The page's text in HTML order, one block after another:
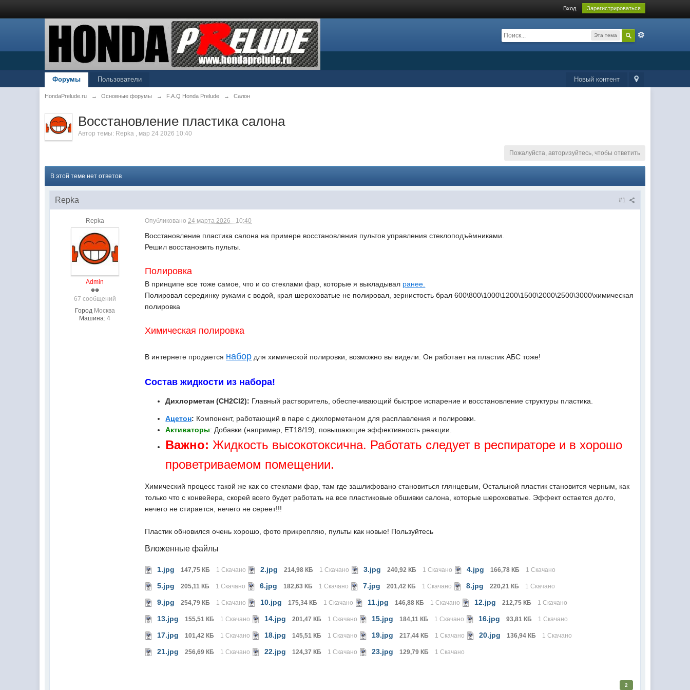
Вход Зарегистрироваться
Эта тема
Новый контент
Форумы Пользователи
HondaPrelude.ru → Основные форумы → F.A.Q Honda Prelude → Салон
Восстановление пластика салона
Автор темы: Repka , мар 24 2026 10:40
Пожалуйста, авторизуйтесь, чтобы ответить
В этой теме нет ответов
#1
Repka
Repka
Admin
67 сообщений
Город Москва
Машина: 4
Опубликовано24 марта 2026 - 10:40
Восстановление пластика салона на примере восстановления пультов управления стеклоподъёмниками.
Решил восстановить пульты.
Полировка
В принципе все тоже самое, что и со стеклами фар, которые я выкладывал ранее.
Полировал серединку руками с водой, края шероховатые не полировал, зернистость брал 600\800\1000\1200\1500\2000\2500\3000\химическая
полировка
Химическая полировка
В интернете продается набор для химической полировки, возможно вы видели. Он работает на пластик АБС тоже!
Состав жидкости из набора!
Дихлорметан (CH2Cl2): Главный растворитель, обеспечивающий быстрое испарение и восстановление структуры пластика.
Ацетон: Компонент, работающий в паре с дихлорметаном для расплавления и полировки.
Активаторы: Добавки (например, ET18/19), повышающие эффективность реакции.
Важно: Жидкость высокотоксична. Работать следует в респираторе и в хорошо
проветриваемом помещении.
Химический процесс такой же как со стеклами фар, там где зашлифовано становиться глянцевым, Остальной пластик становится черным, как
только что с конвейера, скорей всего будет работать на все пластиковые обшивки салона, которые шероховатые. Эффект остается долго,
нечего не стирается, нечего не сереет!!!
Пластик обновился очень хорошо, фото прикрепляю, пульты как новые! Пользуйтесь
Вложенные файлы
1.jpg 147,75 КБ 1 Скачано 2.jpg 214,98 КБ 1 Скачано 3.jpg 240,92 КБ 1 Скачано 4.jpg 166,78 КБ 1 Скачано
5.jpg 205,11 КБ 1 Скачано 6.jpg 182,63 КБ 1 Скачано 7.jpg 201,42 КБ 1 Скачано 8.jpg 220,21 КБ 1 Скачано
9.jpg 254,79 КБ 1 Скачано 10.jpg 175,34 КБ 1 Скачано 11.jpg 146,88 КБ 1 Скачано 12.jpg 212,75 КБ 1 Скачано
13.jpg 155,51 КБ 1 Скачано 14.jpg 201,47 КБ 1 Скачано 15.jpg 184,11 КБ 1 Скачано 16.jpg 93,81 КБ 1 Скачано
17.jpg 101,42 КБ 1 Скачано 18.jpg 145,51 КБ 1 Скачано 19.jpg 217,44 КБ 1 Скачано 20.jpg 136,94 КБ 1 Скачано
21.jpg 256,69 КБ 1 Скачано 22.jpg 124,37 КБ 1 Скачано 23.jpg 129,79 КБ 1 Скачано
2